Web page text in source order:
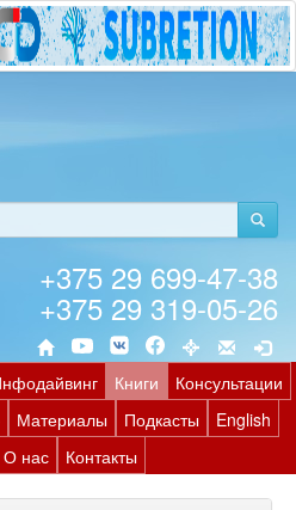
+375 29 699-47-38
+375 29 319-05-26
Книги
Консультации
Материалы Подкасты
English
О нас Контакты